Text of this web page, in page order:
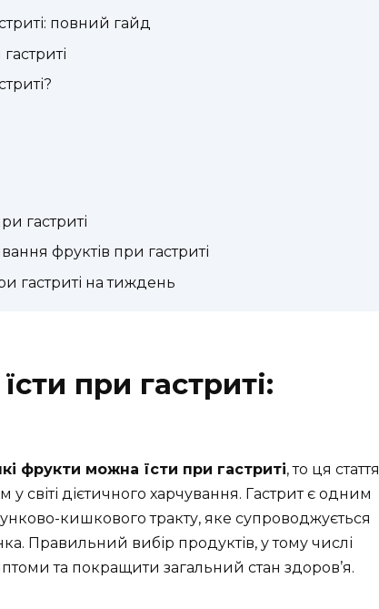
повний гайд
гастриті
фруктів при гастриті
гастриті на тиждень
при гастриті:
фрукти можна їсти при гастриті, то ця стаття
світі дієтичного харчування. Гастрит є одним
кишкового тракту, яке супроводжується
Правильний вибір продуктів, у тому числі
та покращити загальний стан здоров’я.